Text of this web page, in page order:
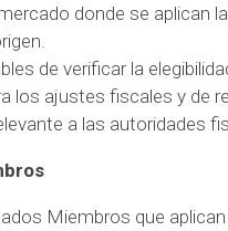
donde se aplican
de verificar la
los ajustes fiscales y de
a las autoridades
Miembros que aplican